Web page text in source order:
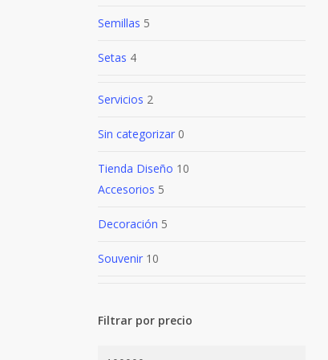
Semillas 5
Setas 4
Servicios 2
Sin categorizar 0
Tienda Diseño 10
Accesorios 5
Decoración 5
Souvenir 10
Filtrar por precio
Precio